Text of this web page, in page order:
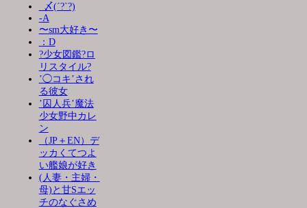
_〆(´?`?)
-A
〜sm大好き〜
：D
?少女図鑑?ロ
リスタイル?
’◯コキ’され
る彼女
’囚人兵’魔法
少女野中カレ
ン
（JP＋EN）デ
ッカくてつよ
い艦娘が好き
(人妻・主婦・
母)と甘Sエッ
チのなぐさめ